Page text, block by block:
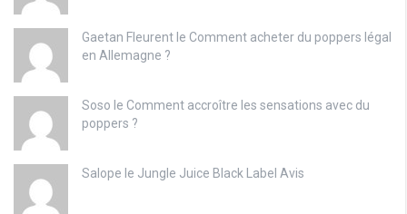
Gaetan Fleurent le Comment acheter du poppers légal
en Allemagne ?
Soso le Comment accroître les sensations avec du
poppers ?
Salope le Jungle Juice Black Label Avis